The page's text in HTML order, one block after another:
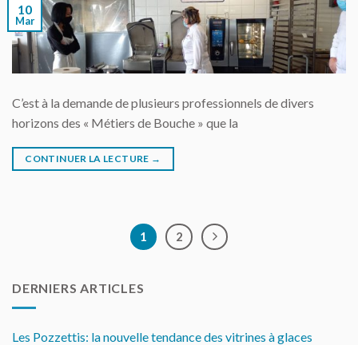
10
Mar
C’est à la demande de plusieurs professionnels de divers
horizons des « Métiers de Bouche » que la
CONTINUER LA LECTURE →
1 2
DERNIERS ARTICLES
Les Pozzettis: la nouvelle tendance des vitrines à glaces